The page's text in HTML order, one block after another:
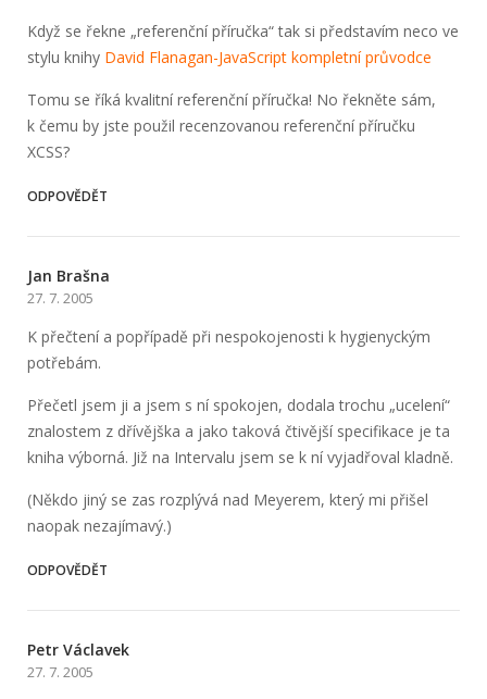
Když se řekne „referenční příručka“ tak si představím neco ve
stylu knihy David Flanagan-JavaScript kompletní průvodce
Tomu se říká kvalitní referenční příručka! No řekněte sám,
k čemu by jste použil recenzovanou referenční příručku
XCSS?
ODPOVĚDĚT
Jan Brašna
27. 7. 2005
K přečtení a popřípadě při nespokojenosti k hygienyckým
potřebám.
Přečetl jsem ji a jsem s ní spokojen, dodala trochu „ucelení“
znalostem z dřívějška a jako taková čtivější specifikace je ta
kniha výborná. Již na Intervalu jsem se k ní vyjadřoval kladně.
(Někdo jiný se zas rozplývá nad Meyerem, který mi přišel
naopak nezajímavý.)
ODPOVĚDĚT
Petr Václavek
27. 7. 2005